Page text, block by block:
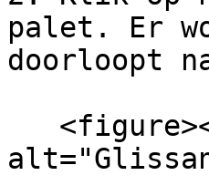
palet. Er
doorloopt